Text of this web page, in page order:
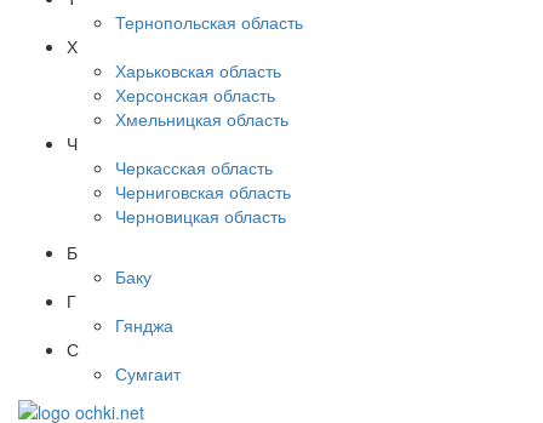
Тернопольская область
Х
Харьковская область
Херсонская область
Хмельницкая область
Ч
Черкасская область
Черниговская область
Черновицкая область
Б
Баку
Г
Гянджа
С
Сумгаит